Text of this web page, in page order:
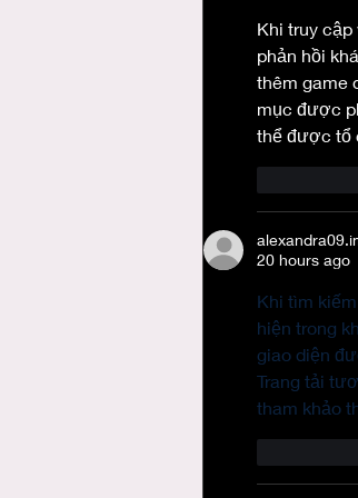
Khi truy
phản hồi
thêm game
mục được
thể được tổ
20 hours ago
Khi tìm
hiện trong
giao diện
Trang tải
tham khảo